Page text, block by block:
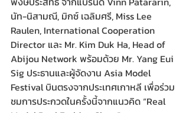
นัท-นิสามณี, มิกซ์ เฉลิมศรี, Miss Lee
Raulen, International Cooperation
Director และ Mr. Kim Duk Ha, Head of
Abijou Network พร้อมด้วย Mr. Yang Eui
Sig ประธานและผู้จัดงาน Asia Model
Festival บินตรงจากประเทศเกาหลี เพื่อร่วม
ชมการประกวดในครั้งนี้จากแนวคิด “Real